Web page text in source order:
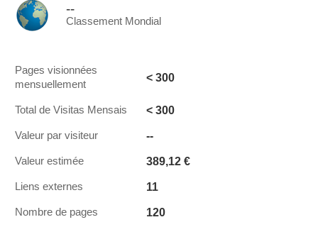
--
Classement Mondial
Pages visionnées
mensuellement
< 300
Total de Visitas Mensais < 300
Valeur par visiteur --
Valeur estimée 389,12 €
Liens externes 11
Nombre de pages 120